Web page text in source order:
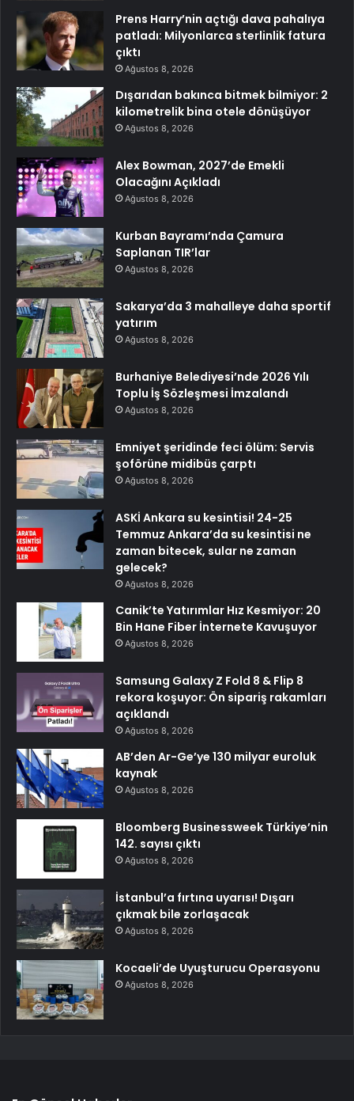
Prens Harry’nin açtığı dava pahalıya
patladı: Milyonlarca sterlinlik fatura
çıktı
Ağustos 8, 2026
Dışarıdan bakınca bitmek bilmiyor: 2
kilometrelik bina otele dönüşüyor
Ağustos 8, 2026
Alex Bowman, 2027’de Emekli
Olacağını Açıkladı
Ağustos 8, 2026
Kurban Bayramı’nda Çamura
Saplanan TIR’lar
Ağustos 8, 2026
Sakarya’da 3 mahalleye daha sportif
yatırım
Ağustos 8, 2026
Burhaniye Belediyesi’nde 2026 Yılı
Toplu İş Sözleşmesi İmzalandı
Ağustos 8, 2026
Emniyet şeridinde feci ölüm: Servis
şoförüne midibüs çarptı
Ağustos 8, 2026
ASKİ Ankara su kesintisi! 24-25
Temmuz Ankara’da su kesintisi ne
zaman bitecek, sular ne zaman
gelecek?
Ağustos 8, 2026
Canik’te Yatırımlar Hız Kesmiyor: 20
Bin Hane Fiber İnternete Kavuşuyor
Ağustos 8, 2026
Samsung Galaxy Z Fold 8 & Flip 8
rekora koşuyor: Ön sipariş rakamları
açıklandı
Ağustos 8, 2026
AB’den Ar-Ge’ye 130 milyar euroluk
kaynak
Ağustos 8, 2026
Bloomberg Businessweek Türkiye’nin
142. sayısı çıktı
Ağustos 8, 2026
İstanbul’a fırtına uyarısı! Dışarı
çıkmak bile zorlaşacak
Ağustos 8, 2026
Kocaeli’de Uyuşturucu Operasyonu
Ağustos 8, 2026